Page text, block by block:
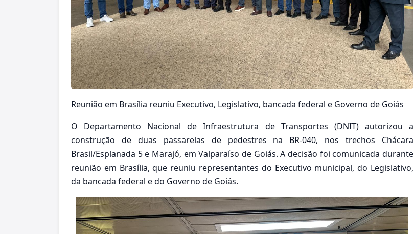
Reunião em Brasília reuniu Executivo, Legislativo, bancada federal e Governo de Goiás
O Departamento Nacional de Infraestrutura de Transportes (DNIT) autorizou a
construção de duas passarelas de pedestres na BR-040, nos trechos Chácara
Brasil/Esplanada 5 e Marajó, em Valparaíso de Goiás. A decisão foi comunicada durante
reunião em Brasília, que reuniu representantes do Executivo municipal, do Legislativo,
da bancada federal e do Governo de Goiás.